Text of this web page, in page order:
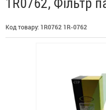
Код товару: 1R0762 1R-0762